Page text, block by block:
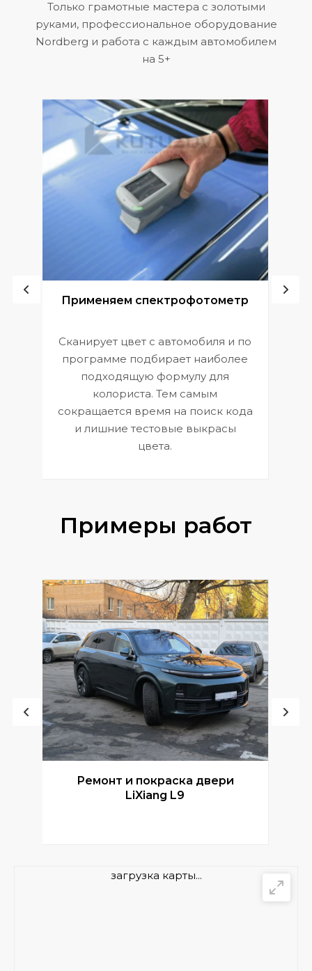
Только грамотные мастера с золотыми
руками, профессиональное оборудование
Nordberg и работа с каждым автомобилем
на 5+
Применяем спектрофотометр
Сканирует цвет с автомобиля и по
программе подбирает наиболее
подходящую формулу для
колориста. Тем самым
сокращается время на поиск кода
и лишние тестовые выкрасы
цвета.
Примеры работ
Ремонт и покраска двери
LiXiang L9
загрузка карты...